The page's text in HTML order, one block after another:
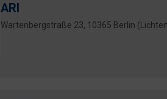
ARI
Wartenbergstraße 23, 10365 Berlin